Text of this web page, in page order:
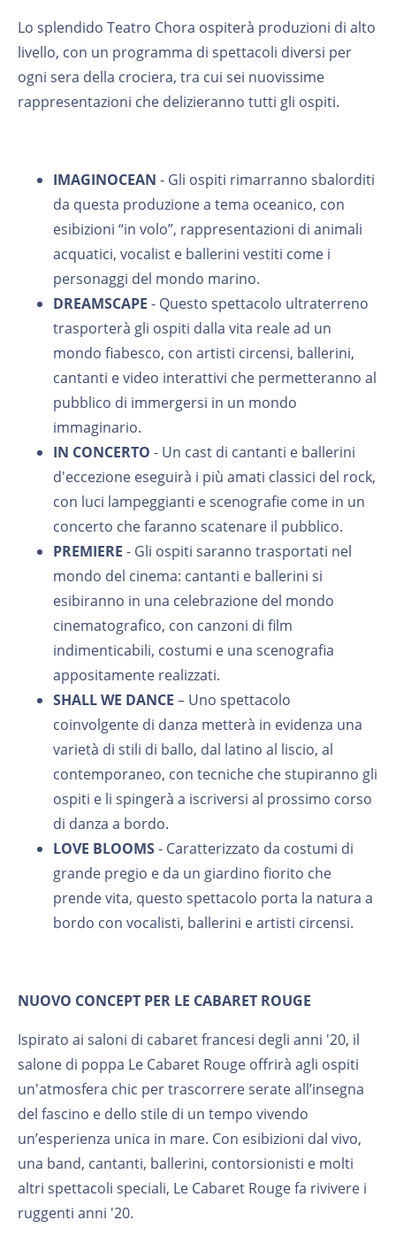
Lo splendido Teatro Chora ospiterà produzioni di alto
livello, con un programma di spettacoli diversi per
ogni sera della crociera, tra cui sei nuovissime
rappresentazioni che delizieranno tutti gli ospiti.
IMAGINOCEAN - Gli ospiti rimarranno sbalorditi
da questa produzione a tema oceanico, con
esibizioni “in volo”, rappresentazioni di animali
acquatici, vocalist e ballerini vestiti come i
personaggi del mondo marino.
DREAMSCAPE - Questo spettacolo ultraterreno
trasporterà gli ospiti dalla vita reale ad un
mondo fiabesco, con artisti circensi, ballerini,
cantanti e video interattivi che permetteranno al
pubblico di immergersi in un mondo
immaginario.
IN CONCERTO - Un cast di cantanti e ballerini
d'eccezione eseguirà i più amati classici del rock,
con luci lampeggianti e scenografie come in un
concerto che faranno scatenare il pubblico.
PREMIERE - Gli ospiti saranno trasportati nel
mondo del cinema: cantanti e ballerini si
esibiranno in una celebrazione del mondo
cinematografico, con canzoni di film
indimenticabili, costumi e una scenografia
appositamente realizzati.
SHALL WE DANCE – Uno spettacolo
coinvolgente di danza metterà in evidenza una
varietà di stili di ballo, dal latino al liscio, al
contemporaneo, con tecniche che stupiranno gli
ospiti e li spingerà a iscriversi al prossimo corso
di danza a bordo.
LOVE BLOOMS- Caratterizzato da costumi di
grande pregio e da un giardino fiorito che
prende vita, questo spettacolo porta la natura a
bordo con vocalisti, ballerini e artisti circensi.
NUOVO CONCEPT PER LE CABARET ROUGE
Ispirato ai saloni di cabaret francesi degli anni '20, il
salone di poppa Le Cabaret Rouge offrirà agli ospiti
un'atmosfera chic per trascorrere serate all’insegna
del fascino e dello stile di un tempo vivendo
un’esperienza unica in mare. Con esibizioni dal vivo,
una band, cantanti, ballerini, contorsionisti e molti
altri spettacoli speciali, Le Cabaret Rouge fa rivivere i
ruggenti anni '20.